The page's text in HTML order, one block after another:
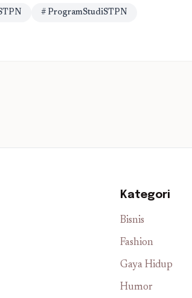
# ProgramStudiSTPN
Kategori
Bisnis
Fashion
Gaya Hidup
Humor